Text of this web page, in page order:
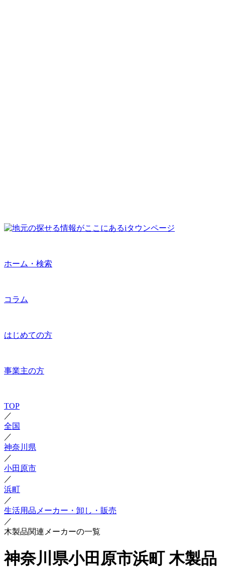
ホーム・検索
コラム
はじめての方
事業主の方
TOP
／
全国
／
神奈川県
／
小田原市
／
浜町
／
生活用品メーカー・卸し・販売
／
木製品関連メーカーの一覧
神奈川県小田原市浜町 木製品